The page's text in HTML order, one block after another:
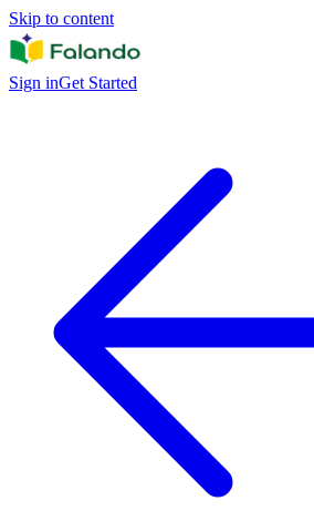
Skip to content
Sign inGet Started